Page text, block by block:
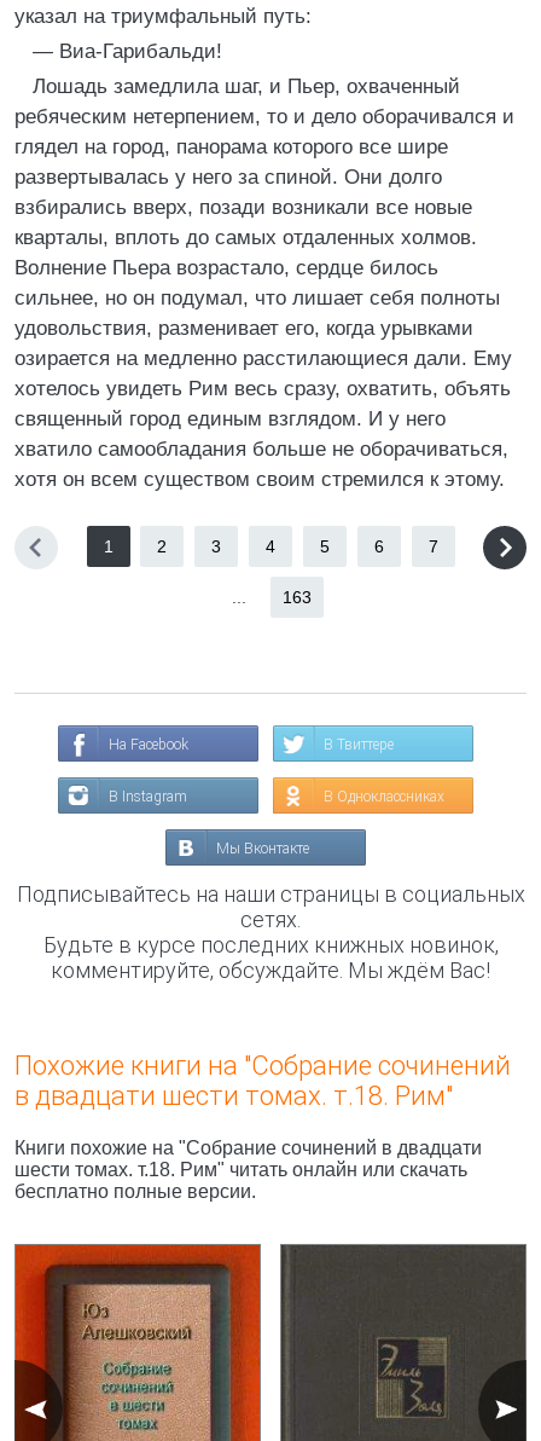
указал на триумфальный путь:
— Виа-Гарибальди!
Лошадь замедлила шаг, и Пьер, охваченный
ребяческим нетерпением, то и дело оборачивался и
глядел на город, панорама которого все шире
развертывалась у него за спиной. Они долго
взбирались вверх, позади возникали все новые
кварталы, вплоть до самых отдаленных холмов.
Волнение Пьера возрастало, сердце билось
сильнее, но он подумал, что лишает себя полноты
удовольствия, разменивает его, когда урывками
озирается на медленно расстилающиеся дали. Ему
хотелось увидеть Рим весь сразу, охватить, объять
священный город единым взглядом. И у него
хватило самообладания больше не оборачиваться,
хотя он всем существом своим стремился к этому.
1 2 3 4 5 6 7
163
На Facebook В Твиттере
В Instagram В Одноклассниках
Мы Вконтакте
Подписывайтесь на наши страницы в социальных
сетях.
Будьте в курсе последних книжных новинок,
комментируйте, обсуждайте. Мы ждём Вас!
Похожие книги на "Собрание сочинений
в двадцати шести томах. т.18. Рим"
Книги похожие на "Собрание сочинений в двадцати
шести томах. т.18. Рим" читать онлайн или скачать
бесплатно полные версии.